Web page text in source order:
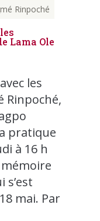
Rinpoché
Lama Ole
les
Rinpoché,
pratique
à 16 h
mémoire
s’est
mai. Par